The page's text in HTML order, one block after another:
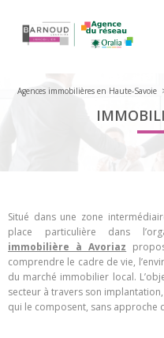
Agences immobilières en Haute-Savoie
Situé dans une zone
place particulière dans
immobilière à Avoriaz
comprendre le cadre de vie,
du marché immobilier local.
secteur à travers son
qui le composent, sans approche